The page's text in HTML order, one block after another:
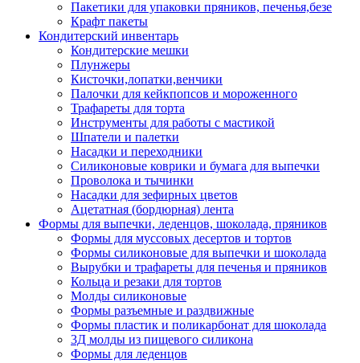
Пакетики для упаковки пряников, печенья,безе
Крафт пакеты
Кондитерский инвентарь
Кондитерские мешки
Плунжеры
Кисточки,лопатки,венчики
Палочки для кейкпопсов и мороженного
Трафареты для торта
Инструменты для работы с мастикой
Шпатели и палетки
Насадки и переходники
Силиконовые коврики и бумага для выпечки
Проволока и тычинки
Насадки для зефирных цветов
Ацетатная (бордюрная) лента
Формы для выпечки, леденцов, шоколада, пряников
Формы для муссовых десертов и тортов
Формы силиконовые для выпечки и шоколада
Вырубки и трафареты для печенья и пряников
Кольца и резаки для тортов
Молды силиконовые
Формы разъемные и раздвижные
Формы пластик и поликарбонат для шоколада
3Д молды из пищевого силикона
Формы для леденцов